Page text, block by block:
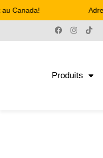
Adresse
Produits